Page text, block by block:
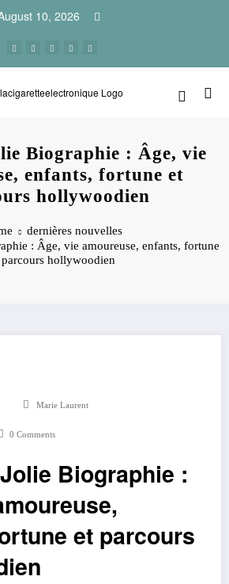
10, 2026
Biographie : Âge, vie
enfants, fortune et
hollywoodien
dernières nouvelles
: Âge, vie amoureuse, enfants, fortune
parcours hollywoodien
Marie Laurent
0 Comments
Biographie :
et parcours